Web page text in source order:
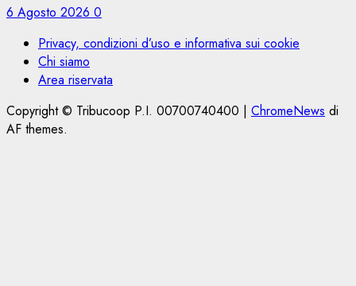
6 Agosto 2026 0
Privacy, condizioni d’uso e informativa sui cookie
Chi siamo
Area riservata
Copyright © Tribucoop P.I. 00700740400 | ChromeNews di
AF themes.